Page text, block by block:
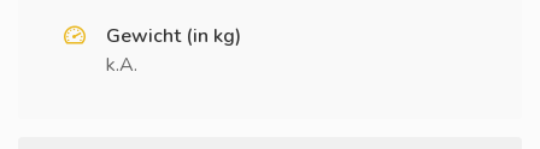
Gewicht (in kg)
k.A.